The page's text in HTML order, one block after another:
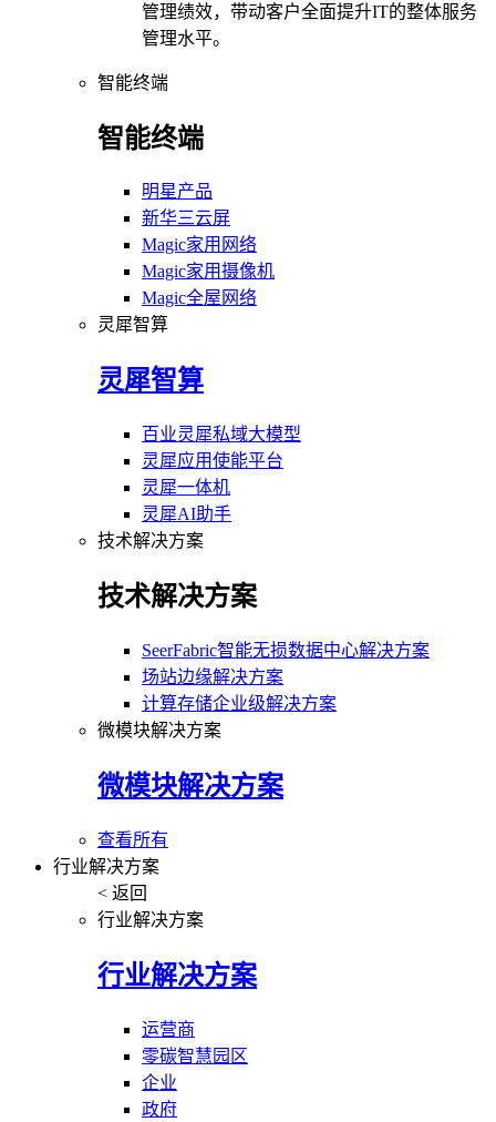
管理绩效，带动客户全面提升IT的整体服务
管理水平。
智能终端
智能终端
明星产品
新华三云屏
Magic家用网络
Magic家用摄像机
Magic全屋网络
灵犀智算
灵犀智算
百业灵犀私域大模型
灵犀应用使能平台
灵犀一体机
灵犀AI助手
技术解决方案
技术解决方案
SeerFabric智能无损数据中心解决方案
场站边缘解决方案
计算存储企业级解决方案
微模块解决方案
微模块解决方案
查看所有
行业解决方案
< 返回
行业解决方案
行业解决方案
运营商
零碳智慧园区
企业
政府